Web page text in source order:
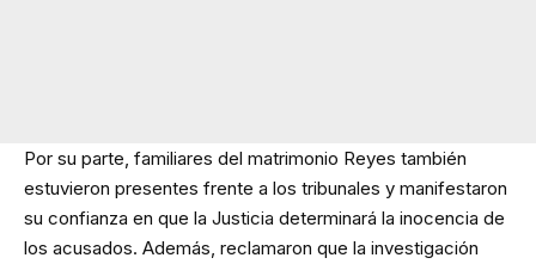
Por su parte, familiares del matrimonio Reyes también
estuvieron presentes frente a los tribunales y manifestaron
su confianza en que la Justicia determinará la inocencia de
los acusados. Además, reclamaron que la investigación